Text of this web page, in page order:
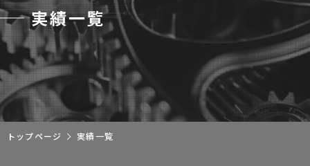
実績一覧
トップページ 実績一覧